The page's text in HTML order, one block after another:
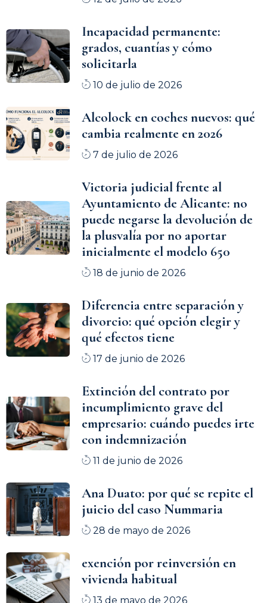
Incapacidad permanente:
grados, cuantías y cómo
solicitarla
10 de julio de 2026
Alcolock en coches nuevos: qué
cambia realmente en 2026
7 de julio de 2026
Victoria judicial frente al
Ayuntamiento de Alicante: no
puede negarse la devolución de
la plusvalía por no aportar
inicialmente el modelo 650
18 de junio de 2026
Diferencia entre separación y
divorcio: qué opción elegir y
qué efectos tiene
17 de junio de 2026
Extinción del contrato por
incumplimiento grave del
empresario: cuándo puedes irte
con indemnización
11 de junio de 2026
Ana Duato: por qué se repite el
juicio del caso Nummaria
28 de mayo de 2026
exención por reinversión en
vivienda habitual
13 de mayo de 2026